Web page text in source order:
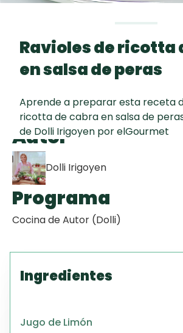
Ravioles de ricotta
en salsa de peras
Aprende a preparar esta receta
ricotta de cabra en salsa de
de Dolli Irigoyen por elGourmet
Autor
Dolli Irigoyen
Programa
Cocina de Autor (Dolli)
Ingredientes
Jugo de Limón